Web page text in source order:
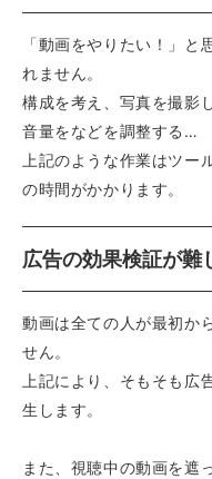
「動画をやりたい！」と
れません。
構成を考え、写真を撮影
音量をなどを調整する…
上記のような作業はツー
の時間がかかります。
広告の効果検証が難
動画は全ての人が最初か
せん。
上記により、そもそも広
生します。
また、視聴中の動画を遮